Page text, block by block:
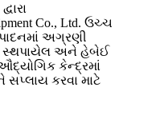
Co., Ltd. ઉચ્ચ
અગ્રણી
સ્થપાયેલ અને હેબેઈ
કેન્દ્રમાં
કરવા માટે